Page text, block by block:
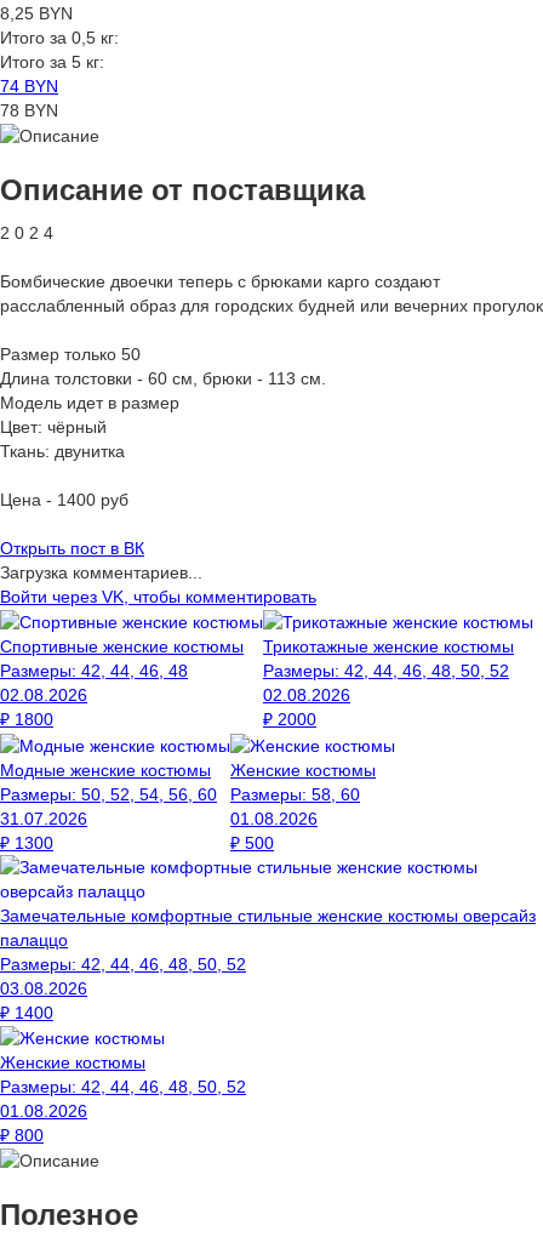
8,25 BYN
Итого за 0,5 кг:
Итого за 5 кг:
74 BYN
78 BYN
Описание от поставщика
2 0 2 4
Бомбические двоечки теперь с брюками карго создают
расслабленный образ для городских будней или вечерних прогулок
Размер только 50
Длина толстовки - 60 см, брюки - 113 см.
Модель идет в размер
Цвет: чёрный
Ткань: двунитка
Цена - 1400 руб
Открыть пост в ВК
Загрузка комментариев...
Войти через VK, чтобы комментировать
Спортивные женские костюмы
Размеры: 42, 44, 46, 48
02.08.2026
₽ 1800
Трикотажные женские костюмы
Размеры: 42, 44, 46, 48, 50, 52
02.08.2026
₽ 2000
Модные женские костюмы
Размеры: 50, 52, 54, 56, 60
31.07.2026
₽ 1300
Женские костюмы
Размеры: 58, 60
01.08.2026
₽ 500
Замечательные комфортные стильные женские костюмы оверсайз
палаццо
Размеры: 42, 44, 46, 48, 50, 52
03.08.2026
₽ 1400
Женские костюмы
Размеры: 42, 44, 46, 48, 50, 52
01.08.2026
₽ 800
Полезное